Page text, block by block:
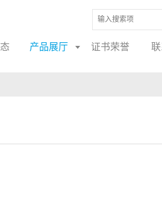
产品展厅 证书荣誉